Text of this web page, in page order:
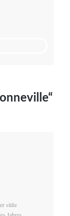
süße